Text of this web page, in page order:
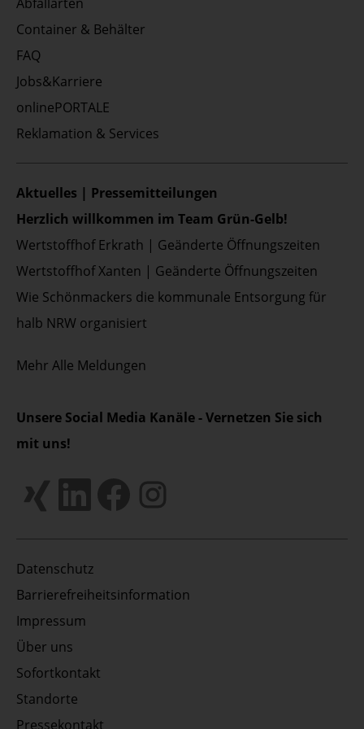
Container & Behälter
FAQ
Jobs&Karriere
onlinePORTALE
Reklamation & Services
Datenschutz
Barrierefreiheitsinformation
Impressum
Über uns
Sofortkontakt
Standorte
Pressekontakt
Aktuelles | Pressemitteilungen
Herzlich willkommen im Team Grün-Gelb!
Wertstoffhof Erkrath | Geänderte Öffnungszeiten
Wertstoffhof Xanten | Geänderte Öffnungszeiten
Wie Schönmackers die kommunale Entsorgung für
halb NRW organisiert
Mehr Alle Meldungen
Unsere Social Media Kanäle - Vernetzen Sie sich
mit uns!